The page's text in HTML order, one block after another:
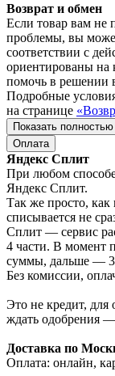
Возврат и обмен
Если товар вам не
проблемы, вы
соответствии с
ориентированы на
помочь в решении
Подробные
на странице
Показать полностью
Оплата
Яндекс Сплит
При любом
Яндекс Сплит.
Так же просто, как
списывается не
Сплит — сервис
4 части. В момент
суммы, дальше — 3
Без комиссии,
Это не кредит, для
ждать одобрения —
Доставка по
Оплата: онлайн,